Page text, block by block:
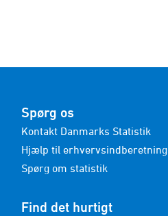
Spørg os
Kontakt Danmarks Statistik
Hjælp til erhvervsindberetning
Spørg om statistik
Find det hurtigt